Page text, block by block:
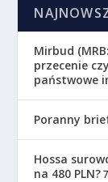
Mirbud
przecenie
państwowe
Poranny
Hossa
na 480 PLN?